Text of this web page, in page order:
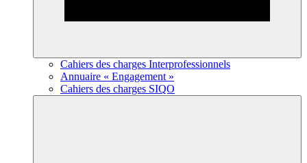
Cahiers des charges Interprofessionnels
Annuaire « Engagement »
Cahiers des charges SIQO